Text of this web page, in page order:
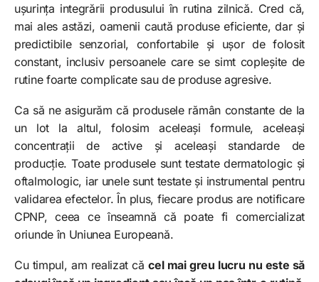
ușurința integrării produsului în rutina zilnică. Cred că,
mai ales astăzi, oamenii caută produse eficiente, dar și
predictibile senzorial, confortabile și ușor de folosit
constant, inclusiv persoanele care se simt copleșite de
rutine foarte complicate sau de produse agresive.
Ca să ne asigurăm că produsele rămân constante de la
un lot la altul, folosim aceleași formule, aceleași
concentrații de active și aceleași standarde de
producție. Toate produsele sunt testate dermatologic și
oftalmologic, iar unele sunt testate și instrumental pentru
validarea efectelor. În plus, fiecare produs are notificare
CPNP, ceea ce înseamnă că poate fi comercializat
oriunde în Uniunea Europeană.
Cu timpul, am realizat căcel mai greu lucru nu este să